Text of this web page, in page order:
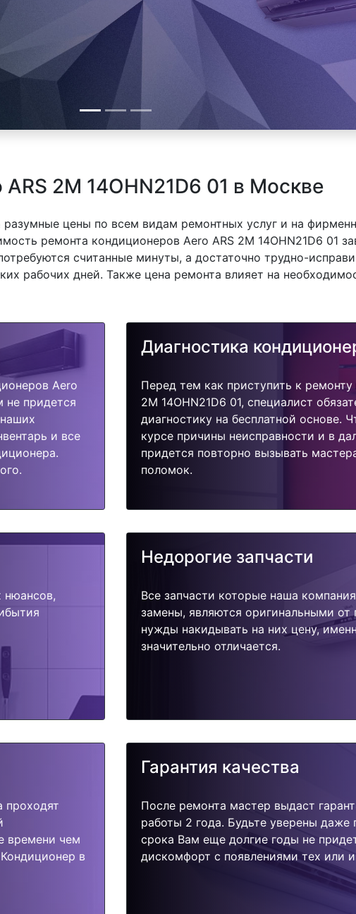
2M 14OHN21D6 01 в Москве
цены по всем видам ремонтных услуг и на
ремонта кондиционеров Aero ARS 2M 14OHN21D6 01
считанные минуты, а достаточно трудно-
рабочих дней. Также цена ремонта влияет на
Aero
не придется
и все
Диагностика
Перед тем как приступить к
2M 14OHN21D6 01, специалист
диагностику на бесплатной основе.
курсе причины неисправности и в
придется повторно вызывать
поломок.
Недорогие запчасти
Все запчасти которые наша
замены, являются оригинальными от
нужды накидывать на них цену,
значительно отличается.
проходят
времени чем
в
Гарантия качества
После ремонта мастер выдаст
работы 2 года. Будьте уверены даже
срока Вам еще долгие годы не
дискомфорт с появлениями тех или